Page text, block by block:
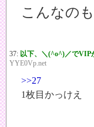
こんなの
37: 以下、＼(^o^)／でVIP
YYE0Vp.net
>>27
1枚目かっけえ